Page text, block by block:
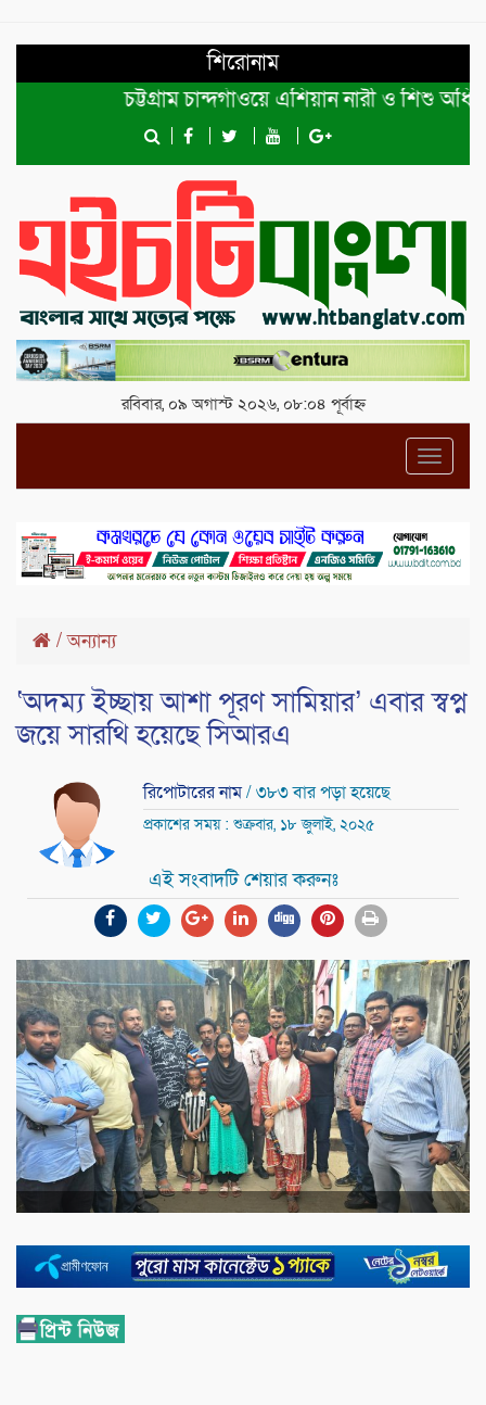
শিরোনাম
চট্টগ্রাম চান্দগাঁওয়ে এশিয়ান নারী ও শিশু অধিকার
রবিবার, ০৯ অগাস্ট ২০২৬, ০৮:০৪ পূর্বাহ্ন
/অন্যান্য
‘অদম্য ইচ্ছায় আশা পূরণ সামিয়ার’ এবার স্বপ্ন
জয়ে সারথি হয়েছে সিআরএ
রিপোটারের নাম/ ৩৮৩ বার পড়া হয়েছে
প্রকাশের সময় : শুক্রবার, ১৮ জুলাই, ২০২৫
এই সংবাদটি শেয়ার করুনঃ